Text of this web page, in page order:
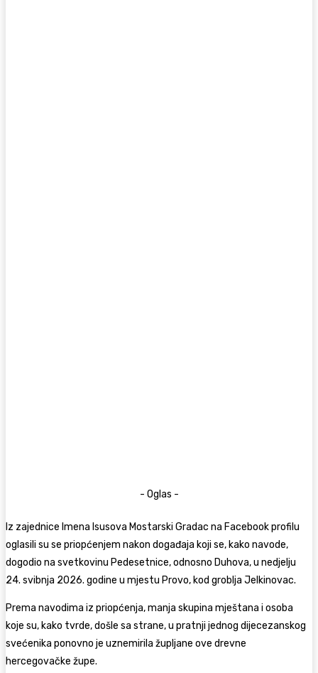
- Oglas -
Iz zajednice Imena Isusova Mostarski Gradac na Facebook profilu
oglasili su se priopćenjem nakon događaja koji se, kako navode,
dogodio na svetkovinu Pedesetnice, odnosno Duhova, u nedjelju
24. svibnja 2026. godine u mjestu Provo, kod groblja Jelkinovac.
Prema navodima iz priopćenja, manja skupina mještana i osoba
koje su, kako tvrde, došle sa strane, u pratnji jednog dijecezanskog
svećenika ponovno je uznemirila župljane ove drevne
hercegovačke župe.